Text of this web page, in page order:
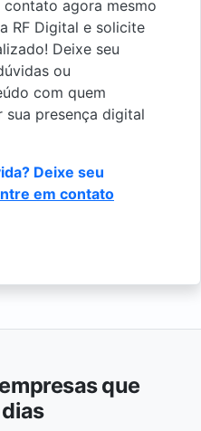
agora mesmo
RF Digital e solicite
Deixe seu
ou
com quem
presença digital
Deixe seu
em contato
que